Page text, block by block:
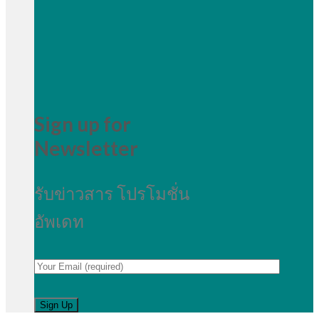
Sign up for
Newsletter
รับข่าวสาร โปรโมชั่น
อัพเดท